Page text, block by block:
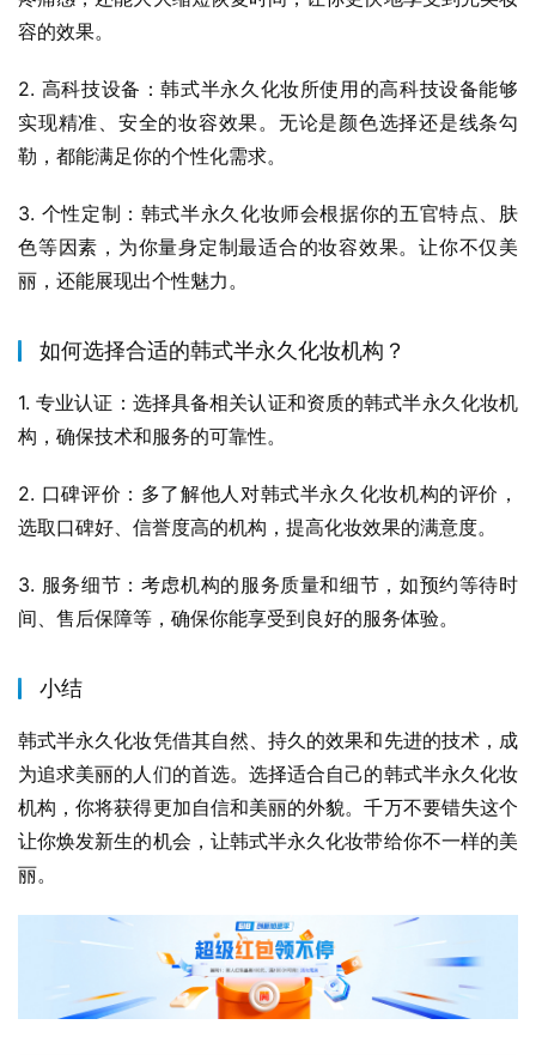
容的效果。
2. 高科技设备：韩式半永久化妆所使用的高科技设备能够
实现精准、安全的妆容效果。无论是颜色选择还是线条勾
勒，都能满足你的个性化需求。
3. 个性定制：韩式半永久化妆师会根据你的五官特点、肤
色等因素，为你量身定制最适合的妆容效果。让你不仅美
丽，还能展现出个性魅力。
如何选择合适的韩式半永久化妆机构？
1. 专业认证：选择具备相关认证和资质的韩式半永久化妆机
构，确保技术和服务的可靠性。
2. 口碑评价：多了解他人对韩式半永久化妆机构的评价，
选取口碑好、信誉度高的机构，提高化妆效果的满意度。
3. 服务细节：考虑机构的服务质量和细节，如预约等待时
间、售后保障等，确保你能享受到良好的服务体验。
小结
韩式半永久化妆凭借其自然、持久的效果和先进的技术，成
为追求美丽的人们的首选。选择适合自己的韩式半永久化妆
机构，你将获得更加自信和美丽的外貌。千万不要错失这个
让你焕发新生的机会，让韩式半永久化妆带给你不一样的美
丽。